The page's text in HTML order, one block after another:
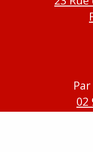
02